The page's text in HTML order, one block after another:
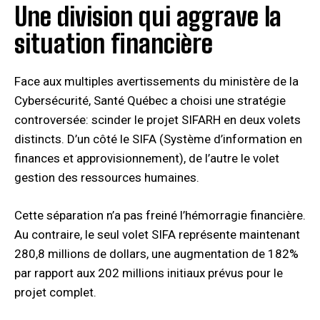
Une division qui aggrave la
situation financière
Face aux multiples avertissements du ministère de la
Cybersécurité, Santé Québec a choisi une stratégie
controversée: scinder le projet SIFARH en deux volets
distincts. D’un côté le SIFA (Système d’information en
finances et approvisionnement), de l’autre le volet
gestion des ressources humaines.
Cette séparation n’a pas freiné l’hémorragie financière.
Au contraire, le seul volet SIFA représente maintenant
280,8 millions de dollars, une augmentation de 182%
par rapport aux 202 millions initiaux prévus pour le
projet complet.